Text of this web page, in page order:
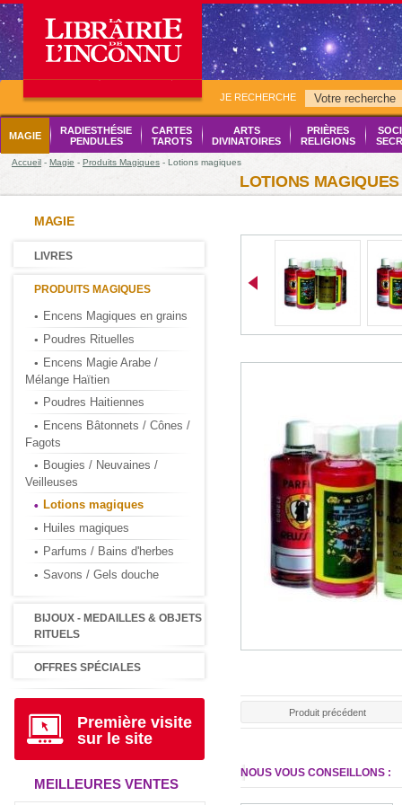
JE RECHERCHE
MAGIE
RADIESTHÉSIE
PENDULES
CARTES
TAROTS
ARTS
DIVINATOIRES
PRIÈRES
RELIGIONS
Accueil - Magie - Produits Magiques - Lotions magiques
LOTIONS MAGIQUES
MAGIE
LIVRES
PRODUITS MAGIQUES
Encens Magiques en grains
Poudres Rituelles
Encens Magie Arabe /
Mélange Haïtien
Poudres Haitiennes
Encens Bâtonnets / Cônes /
Fagots
Bougies / Neuvaines /
Veilleuses
Lotions magiques
Huiles magiques
Parfums / Bains d'herbes
Savons / Gels douche
BIJOUX - MEDAILLES & OBJETS
RITUELS
OFFRES SPÉCIALES
Première visite
sur le site
MEILLEURES VENTES
Produit précédent
NOUS VOUS CONSEILLONS :